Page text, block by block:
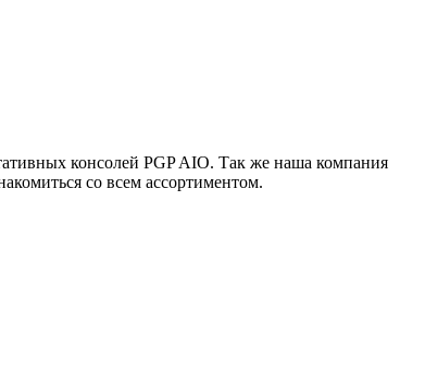
консолей PGP AIO. Так же наша компания
со всем ассортиментом.